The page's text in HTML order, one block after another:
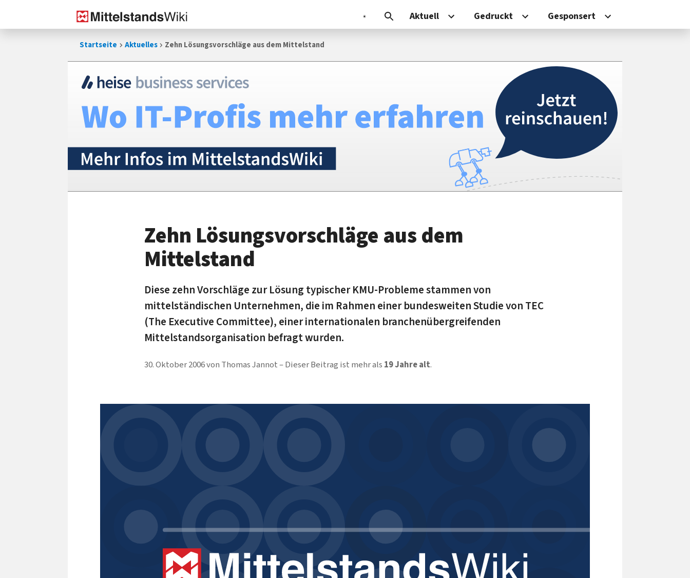
Aktuell Gedruckt Gesponsert
Startseite Aktuelles Zehn Lösungsvorschläge aus dem Mittelstand
Zehn Lösungsvorschläge aus dem
Mittelstand
Diese zehn Vorschläge zur Lösung typischer KMU-Probleme stammen von
mittelständischen Unternehmen, die im Rahmen einer bundesweiten Studie von TEC
(The Executive Committee), einer internationalen branchenübergreifenden
Mittelstandsorganisation befragt wurden.
30. Oktober 2006von Thomas Jannot Dieser Beitrag ist mehr als 19 Jahre alt.